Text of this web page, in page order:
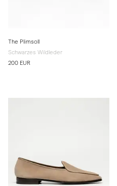
The Plimsoll
Schwarzes Wildleder
200 EUR